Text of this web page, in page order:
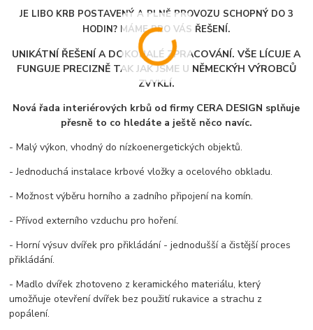
JE LIBO KRB POSTAVENÝ A PLNĚ PROVOZU SCHOPNÝ DO 3
HODIN? MÁME PRO VÁS ŘEŠENÍ.
UNIKÁTNÍ ŘEŠENÍ A DOKONALÉ ZPRACOVÁNÍ. VŠE LÍCUJE A
FUNGUJE PRECIZNĚ TAK JAK JSME U NĚMECKÝH VÝROBCŮ
ZVYKLÍ.
Nová řada interiérových krbů od firmy CERA DESIGN splňuje
přesně to co hledáte a ještě něco navíc.
- Malý výkon, vhodný do nízkoenergetických objektů.
- Jednoduchá instalace krbové vložky a ocelového obkladu.
- Možnost výběru horního a zadního připojení na komín.
- Přívod externího vzduchu pro hoření.
- Horní výsuv dvířek pro přikládání - jednodušší a čistější proces
přikládání.
- Madlo dvířek zhotoveno z keramického materiálu, který
umožňuje otevření dvířek bez použití rukavice a strachu z
popálení.